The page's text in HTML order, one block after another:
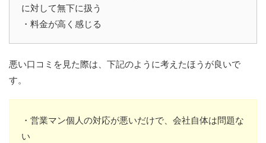
に対して無下に扱う
・料金が高く感じる
悪い口コミを見た際は、下記のように考えたほうが良いで
す。
・営業マン個人の対応が悪いだけで、会社自体は問題な
い